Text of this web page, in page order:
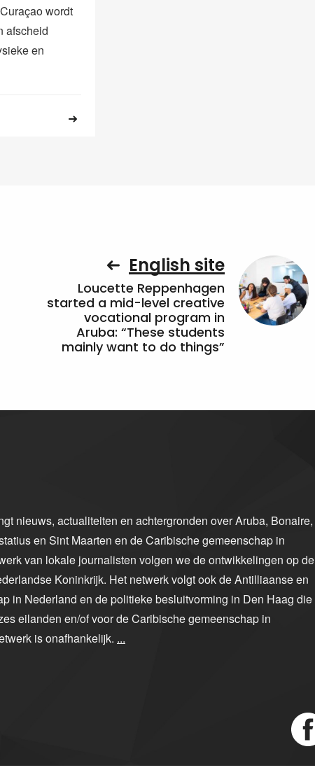
wordt
afscheid
en
English site
Loucette Reppenhagen
started a mid-level creative
vocational program in
Aruba: “These students
mainly want to do things”
nieuws, actualiteiten en achtergronden over Aruba, Bonaire,
en Sint Maarten en de Caribische gemeenschap in
van lokale journalisten volgen we de ontwikkelingen op de
Koninkrijk. Het netwerk volgt ook de Antilliaanse en
in Nederland en de politieke besluitvorming in Den Haag die
eilanden en/of voor de Caribische gemeenschap in
is onafhankelijk. ...